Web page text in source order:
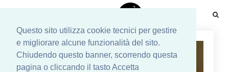
Questo sito utilizza cookie tecnici per gestire
e migliorare alcune funzionalità del sito.
Chiudendo questo banner, scorrendo questa
pagina o cliccando il tasto Accetta